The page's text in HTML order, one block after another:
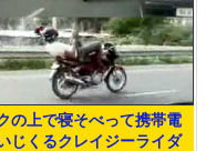
の上で寝そべって携帯電
じくるクレイジーライダ